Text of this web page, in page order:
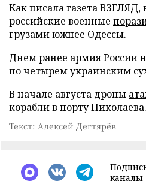
Как писала газета ВЗГЛЯД,
российские военные
грузами южнее Одессы.
Днем ранее армия России
по четырем украинским
В начале августа дроны
корабли в порту Николаева.
Текст: Алексей Дегтярёв
каналы